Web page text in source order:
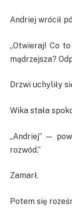
Andriej wrócił
„Otwieraj! Co
mądrzejsza?
Drzwi uchyliły
Wika stała
„Andriej” —
rozwód.”
Zamarł.
Potem się